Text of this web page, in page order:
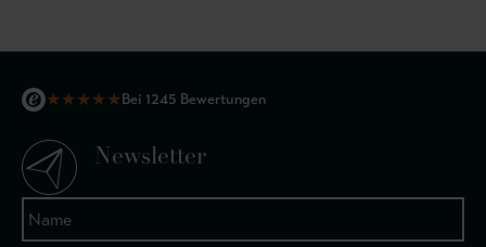
★★★★★Bei 1245 Bewertungen
Newsletter